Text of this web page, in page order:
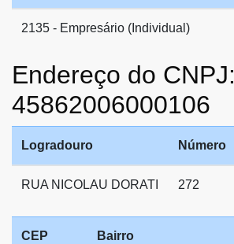
2135 - Empresário (Individual)
Endereço do CNPJ:
45862006000106
Logradouro Número
RUA NICOLAU DORATI 272
CEP Bairro